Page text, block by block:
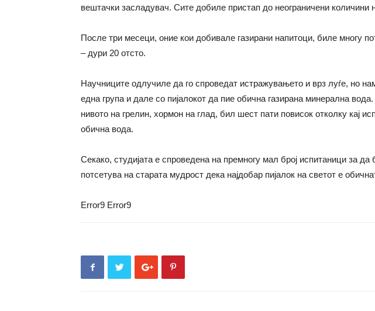
вештачки засладувач. Сите добиле пристап до неограничени количини
После три месеци, оние кои добивале газирани напитоци, биле многу
– дури 20 отсто.
Научниците одлучиле да го спроведат истражувањето и врз луѓе, но
една група и дале со пијалокот да пие обична газирана минерална
нивото на грелин, хормон на глад, бил шест пати повисок отколку кај
обична вода.
Секако, студијата е спроведена на премногу мал број испитаници за да
потсетува на старата мудрост дека најдобар пијалок на светот е
Error9 Error9